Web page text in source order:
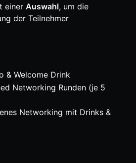
einer Auswahl, um die
der Teilnehmer
& Welcome Drink
Networking Runden (je 5
Networking mit Drinks &